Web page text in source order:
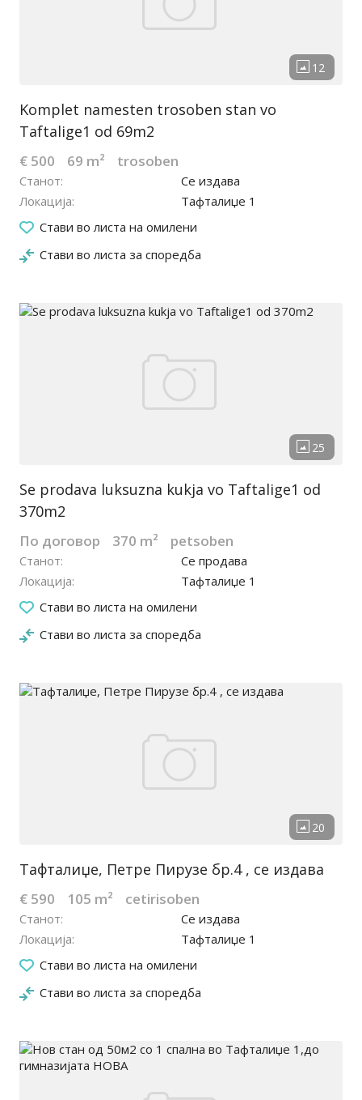
Komplet namesten trosoben stan vo
Taftalige1 od 69m2
€ 500 69 m² trosoben
Станот
Се издава
Локација
Тафталиџе 1
Стави во листа на омилени
Стави во листа за споредба
06.04.2023
Se prodava luksuzna kukja vo Taftalige1 od
370m2
По договор 370 m² petsoben
Станот
Се продава
Локација
Тафталиџе 1
Стави во листа на омилени
Стави во листа за споредба
06.04.2023
Тафталиџе, Петре Пирузе бр.4 , се издава
€ 590 105 m² cetirisoben
Станот
Се издава
Локација
Тафталиџе 1
Стави во листа на омилени
Стави во листа за споредба
09.01.2023